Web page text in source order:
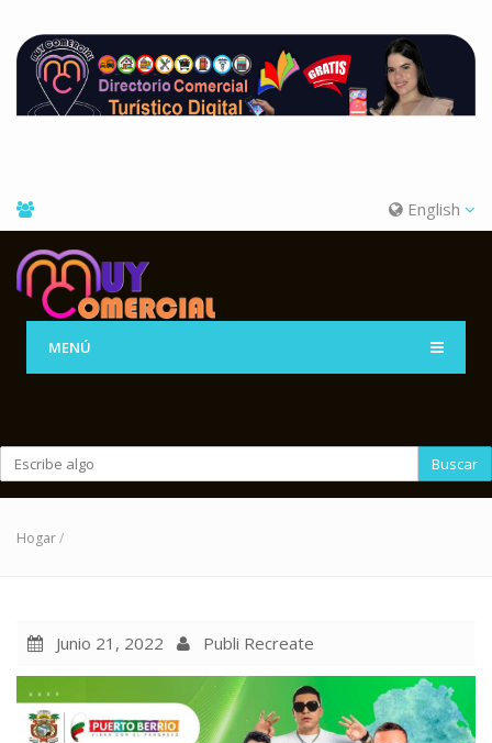
English
MENÚ
Buscar
Hogar/
Junio 21, 2022 Publi Recreate